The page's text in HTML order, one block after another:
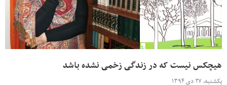
هیچکس نیست که در زندگی زخمی نشده باشد
یکشنبه، ۲۷ دی ۱۳۹۴